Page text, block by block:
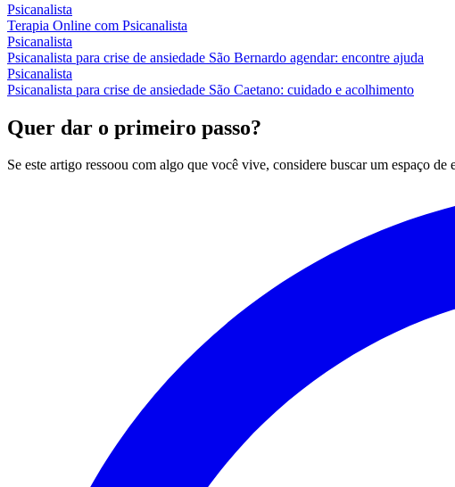
Psicanalista
Terapia Online com Psicanalista
Psicanalista
Psicanalista para crise de ansiedade São Bernardo agendar: encontre ajuda
Psicanalista
Psicanalista para crise de ansiedade São Caetano: cuidado e acolhimento
Quer dar o primeiro passo?
Se este artigo ressoou com algo que você vive, considere buscar um espaço